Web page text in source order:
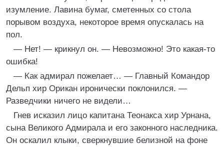
изумление. Лавина бумаг, сметенных со стола
порывом воздуха, некоторое время опускалась на
пол.
— Нет! — крикнул он. — Невозможно! Это какая-то
ошибка!
— Как адмирал пожелает… — Главный Командор
Дельп хир Орикан иронически поклонился. —
Разведчики ничего не видели…
Гнев исказил лицо капитана Теонакса хир Урнана,
сына Великого Адмирала и его законного наследника.
Он оскалил клыки, сверкнувшие белизной на фоне